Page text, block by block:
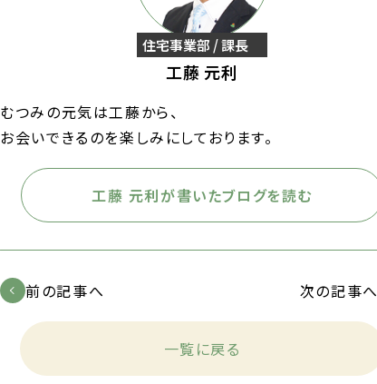
住宅事業部 / 課長
工藤 元利
むつみの元気は工藤から、
お会いできるのを楽しみにしております。
工藤 元利が書いたブログを読む
前の記事へ 次の記事へ
一覧に戻る